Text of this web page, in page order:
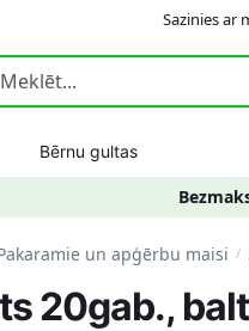
Sazinies ar
Bērnu gultas
un apģērbu maisi /
20gab.,